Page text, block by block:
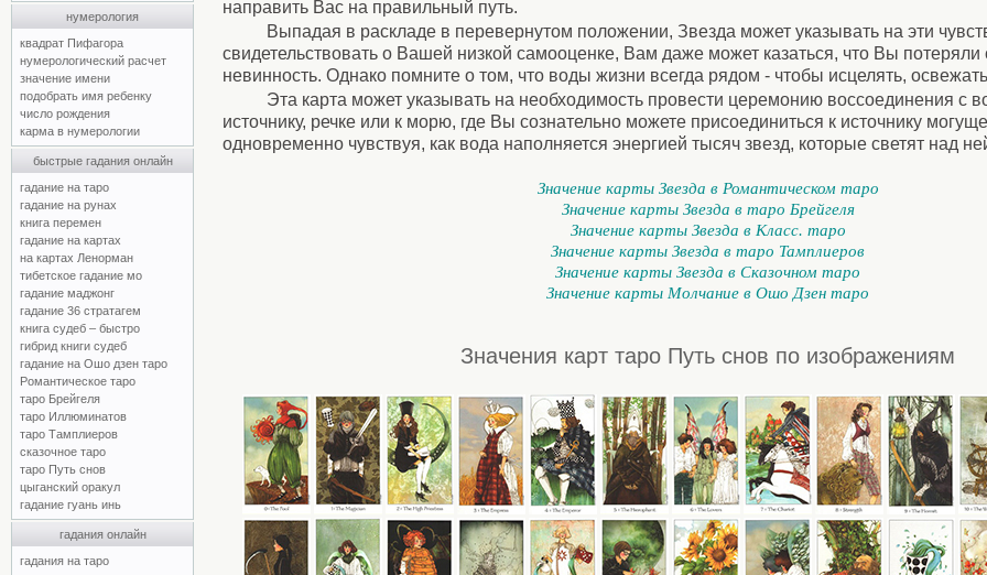
нумерология
квадрат Пифагора
нумерологический расчет
значение имени
подобрать имя ребенку
число рождения
карма в нумерологии
быстрые гадания онлайн
гадание на таро
гадание на рунах
книга перемен
гадание на картах
на картах Ленорман
тибетское гадание мо
гадание маджонг
гадание 36 стратагем
книга судеб – быстро
гибрид книги судеб
гадание на Ошо дзен таро
Романтическое таро
таро Брейгеля
таро Иллюминатов
таро Тамплиеров
сказочное таро
таро Путь снов
цыганский оракул
гадание гуань инь
гадания онлайн
гадания на таро
направить Вас на правильный путь.
Выпадая в раскладе в перевернутом положении, Звезда может указывать на эти
свидетельствовать о Вашей низкой самооценке, Вам даже может казаться, что Вы потеряли
невинность. Однако помните о том, что воды жизни всегда рядом - чтобы исцелять,
Эта карта может указывать на необходимость провести церемонию воссоединения с
источнику, речке или к морю, где Вы сознательно можете присоединиться к источнику
одновременно чувствуя, как вода наполняется энергией тысяч звезд, которые светят над
Значение карты Звезда в Романтическом таро
Значение карты Звезда в таро Брейгеля
Значение карты Звезда в Класс. таро
Значение карты Звезда в таро Тамплиеров
Значение карты Звезда в Сказочном таро
Значение карты Молчание в Ошо Дзен таро
Значения карт таро Путь снов по изображениям